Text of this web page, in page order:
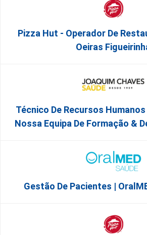
Pizza Hut - Operador De
Oeiras
Técnico De Recursos
Nossa Equipa De Formação &
Gestão De Pacientes |